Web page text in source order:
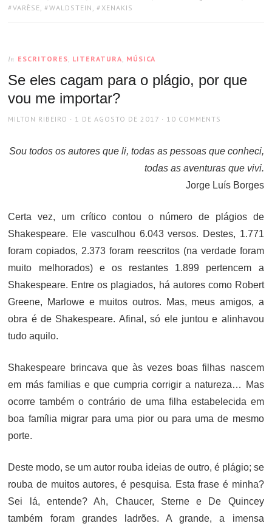
VARÈSE, WALDSTEIN , XENAKIS
In ESCRITORES, LITERATURA, MÚSICA
Se eles cagam para o plágio, por que
vou me importar?
AUTHOR
MILTON RIBEIRO
POSTED
1 DE AGOSTO DE 2017 10 COMMENTS
Sou todos os autores que li, todas as pessoas que conheci,
todas as aventuras que vivi.
Jorge Luís Borges
Certa vez, um crítico contou o número de plágios de
Shakespeare. Ele vasculhou 6.043 versos. Destes, 1.771
foram copiados, 2.373 foram reescritos (na verdade foram
muito melhorados) e os restantes 1.899 pertencem a
Shakespeare. Entre os plagiados, há autores como Robert
Greene, Marlowe e muitos outros. Mas, meus amigos, a
obra é de Shakespeare. Afinal, só ele juntou e alinhavou
tudo aquilo.
Shakespeare brincava que às vezes boas filhas nascem
em más familias e que cumpria corrigir a natureza… Mas
ocorre também o contrário de uma filha estabelecida em
boa família migrar para uma pior ou para uma de mesmo
porte.
Deste modo, se um autor rouba ideias de outro, é plágio; se
rouba de muitos autores, é pesquisa. Esta frase é minha?
Sei lá, entende? Ah, Chaucer, Sterne e De Quincey
também foram grandes ladrões. A grande, a imensa